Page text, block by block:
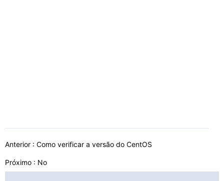
Anterior : Como verificar a versão do CentOS
Próximo : No